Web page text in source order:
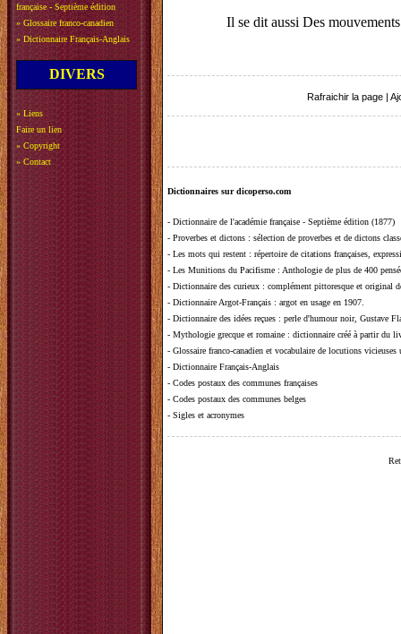
française - Septième édition
» Glossaire franco-canadien
» Dictionnaire Français-Anglais
DIVERS
» Liens
Faire un lien
» Copyright
» Contact
Il se dit aussi Des
Rafraichir la page
Dictionnaires sur dicoperso.com
- Dictionnaire de l'académie française - Septième édition (1877)
- Proverbes et dictons : sélection de proverbes et de dictons
- Les mots qui restent : répertoire de citations françaises,
- Les Munitions du Pacifisme : Anthologie de plus de 400
- Dictionnaire des curieux : complément pittoresque et original
- Dictionnaire Argot-Français : argot en usage en 1907.
- Dictionnaire des idées reçues : perle d'humour noir, Gustave
- Mythologie grecque et romaine : dictionnaire créé à partir du
- Glossaire franco-canadien et vocabulaire de locutions vicieuses
- Dictionnaire Français-Anglais
- Codes postaux des communes françaises
- Codes postaux des communes belges
- Sigles et acronymes